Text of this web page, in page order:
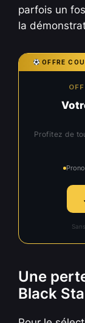
parfois un
la
OFFRE
Profitez de
Une
Black